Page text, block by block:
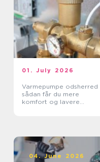
01. July 2026
Varmepumpe odsherred
sådan får du mere
komfort og lavere
04. June 2026